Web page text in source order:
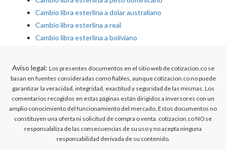
Cambio libra esterlina a dolar australiano
Cambio libra esterlina a real
Cambio libra esterlina a boliviano
Aviso legal: Los presentes documentos en el sitio web de cotizacion.co se
basan en fuentes consideradas como fiables, aunque cotizacion.co no puede
garantizar la veracidad, integridad, exactitud y seguridad de las mismas. Los
comentarios recogidos en estas páginas están dirigidos a inversores con un
amplio conocimiento del funcionamiento del mercado. Estos documentos no
constituyen una oferta ni solicitud de compra o venta. cotizacion.co NO se
responsabiliza de las consecuencias de su uso y no acepta ninguna
responsabilidad derivada de su contenido.